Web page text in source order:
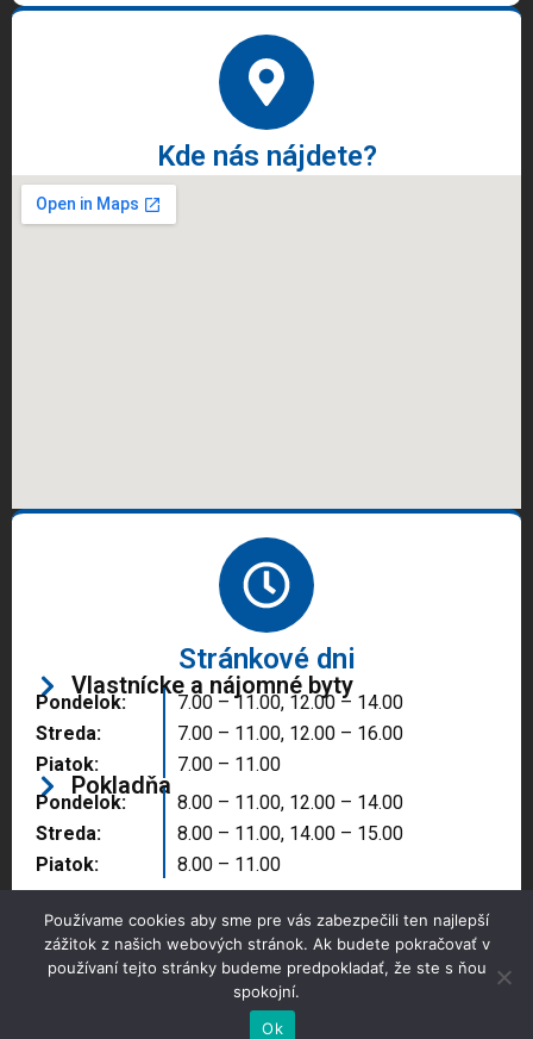
Kde nás nájdete?
Stránkové dni
Vlastnícke a nájomné byty
Pondelok:
Streda:
Piatok:
7.00 – 11.00, 12.00 – 14.00
7.00 – 11.00, 12.00 – 16.00
7.00 – 11.00
Pokladňa
Pondelok:
Streda:
Piatok:
8.00 – 11.00, 12.00 – 14.00
8.00 – 11.00, 14.00 – 15.00
8.00 – 11.00
Copyright © 2025 Správa majetku mesta, n.o.,
Partizánske
Používame cookies aby sme pre vás zabezpečili ten najlepší
zážitok z našich webových stránok. Ak budete pokračovať v
používaní tejto stránky budeme predpokladať, že ste s ňou
spokojní.
Ok